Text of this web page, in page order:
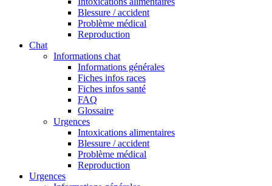
Blessure / accident
Problème médical
Reproduction
Chat
Informations chat
Informations générales
Fiches infos races
Fiches infos santé
FAQ
Glossaire
Urgences
Intoxications alimentaires
Blessure / accident
Problème médical
Reproduction
Urgences